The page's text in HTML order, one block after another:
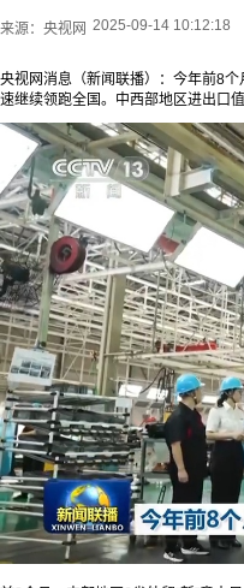
来源： 央视网 2025-09-14 10:12:18
央视网消息（新闻联播）：今年前8
速继续领跑全国。中西部地区进出口